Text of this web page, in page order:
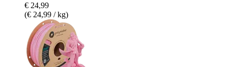
€ 24,99
(€ 24,99 / kg)